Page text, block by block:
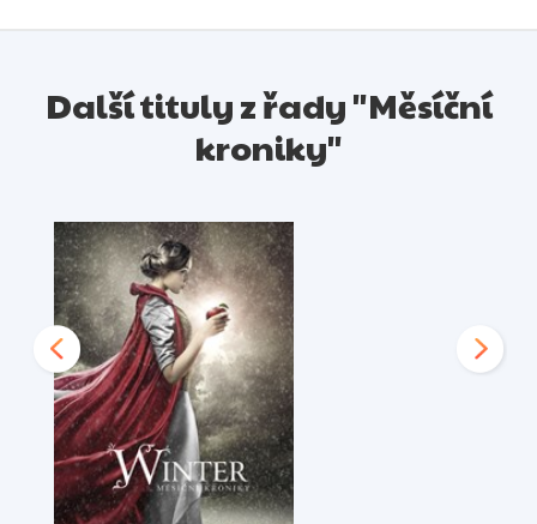
Další tituly z řady "Měsíční
kroniky"